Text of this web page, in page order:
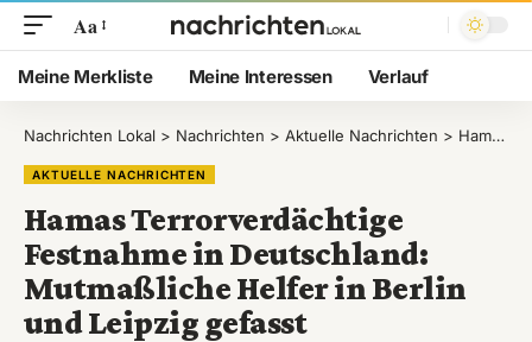
Aa
Meine Merkliste Meine Interessen Verlauf
Nachrichten Lokal > Nachrichten > Aktuelle Nachrichten > Hamas Terrorverdächtige Festnahme in Deutschland: Mutmaßliche Helfer in Berlin und Leipzig gefasst
AKTUELLE NACHRICHTEN
Hamas Terrorverdächtige
Festnahme in Deutschland:
Mutmaßliche Helfer in Berlin
und Leipzig gefasst